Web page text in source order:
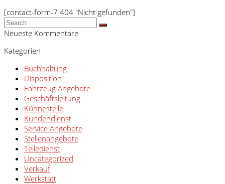
[contact-form-7 404 "Nicht gefunden"]
Neueste Kommentare
Kategorien
Buchhaltung
Disposition
Fahrzeug Angebote
Geschäftsleitung
Kühnestelle
Kundendienst
Service Angebote
Stellenangebote
Teiledienst
Uncategorized
Verkauf
Werkstatt